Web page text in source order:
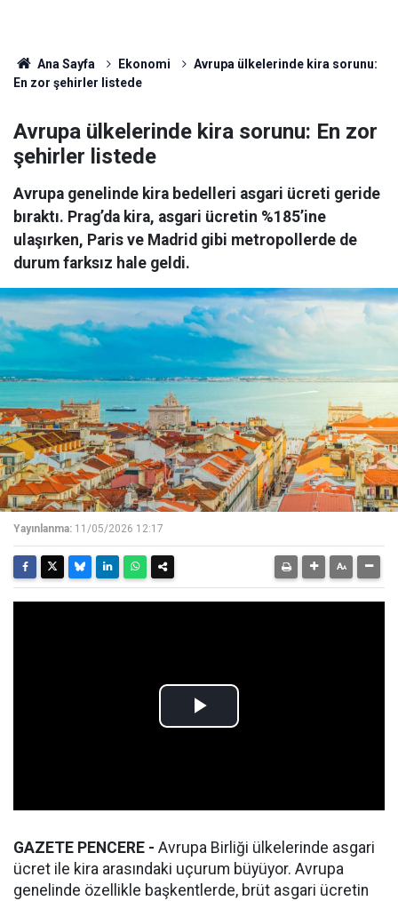
Ana Sayfa Ekonomi
Avrupa ülkelerinde kira sorunu:
En zor şehirler listede
Avrupa ülkelerinde kira sorunu: En zor
şehirler listede
Avrupa genelinde kira bedelleri asgari ücreti geride
bıraktı. Prag’da kira, asgari ücretin %185’ine
ulaşırken, Paris ve Madrid gibi metropollerde de
durum farksız hale geldi.
Yayınlanma: 11/05/2026 12:17
GAZETE PENCERE - Avrupa Birliği ülkelerinde asgari
ücret ile kira arasındaki uçurum büyüyor. Avrupa
genelinde özellikle başkentlerde, brüt asgari ücretin